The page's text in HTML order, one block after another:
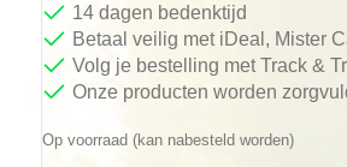
14 dagen bedenktijd
Betaal veilig met iDeal, Mister
Volg je bestelling met Track &
Onze producten worden
Op voorraad (kan nabesteld worden)